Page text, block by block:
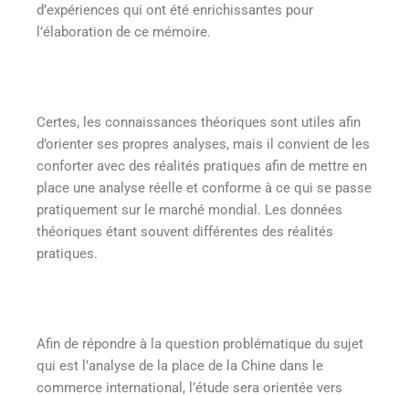
d’expériences qui ont été enrichissantes pour
l’élaboration de ce mémoire.
Certes, les connaissances théoriques sont utiles afin
d’orienter ses propres analyses, mais il convient de les
conforter avec des réalités pratiques afin de mettre en
place une analyse réelle et conforme à ce qui se passe
pratiquement sur le marché mondial. Les données
théoriques étant souvent différentes des réalités
pratiques.
Afin de répondre à la question problématique du sujet
qui est l’analyse de la place de la Chine dans le
commerce international, l’étude sera orientée vers